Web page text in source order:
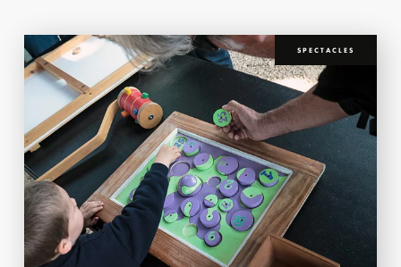
SPECTACLES